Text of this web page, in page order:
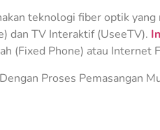
teknologi fiber optik
dan TV Interaktif (UseeTV).
(Fixed Phone) atau
Dengan Proses Pemasangan